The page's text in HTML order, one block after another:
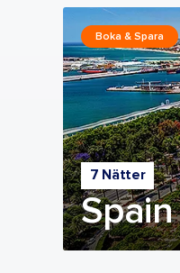
7 Nätter
Boka & Spara